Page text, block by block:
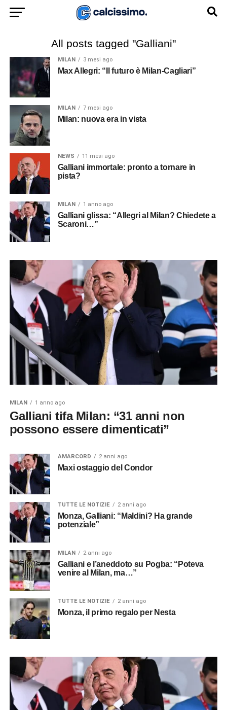
All posts tagged "Galliani"
MILAN 3 mesi ago
Max Allegri: “Il futuro è Milan-Cagliari”
MILAN 7 mesi ago
Milan: nuova era in vista
NEWS 11 mesi ago
Galliani immortale: pronto a tornare in
pista?
MILAN 1 anno ago
Galliani glissa: “Allegri al Milan? Chiedete a
Scaroni…”
MILAN 1 anno ago
Galliani tifa Milan: “31 anni non
possono essere dimenticati”
AMARCORD 2 anni ago
Maxi ostaggio del Condor
TUTTE LE NOTIZIE 2 anni ago
Monza, Galliani: “Maldini? Ha grande
potenziale”
MILAN 2 anni ago
Galliani e l’aneddoto su Pogba: “Poteva
venire al Milan, ma…”
TUTTE LE NOTIZIE 2 anni ago
Monza, il primo regalo per Nesta